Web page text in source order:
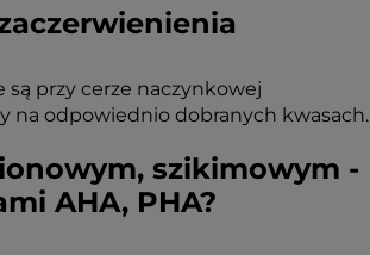
są przy cerze naczynkowej
na odpowiednio dobranych kwasach.
szikimowym -
AHA, PHA?